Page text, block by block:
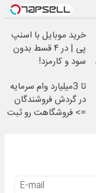
خرید موبایل با اسنپ
پی | در ۴ قسط بدون
سود و کارمزد!
تا 3میلیارد وام سرمایه
در گردش فروشندگان
=> فروشگاهت رو ثبت